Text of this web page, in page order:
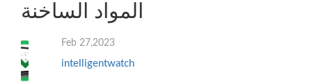
المواد الساخنة
Feb 27,2023
intelligentwatch